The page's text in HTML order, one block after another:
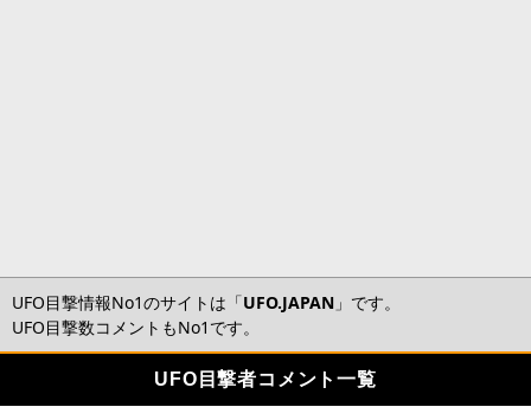
UFO目撃情報No1のサイトは「UFO.JAPAN 」です。
UFO目撃数コメントもNo1です。
UFO目撃者コメント一覧